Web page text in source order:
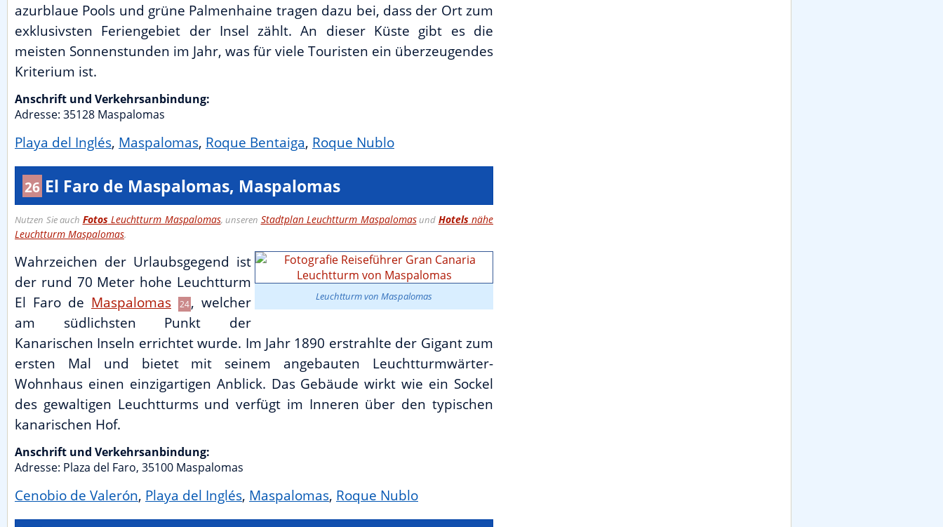
azurblaue Pools und grüne Palmenhaine tragen dazu bei, dass der Ort zum
exklusivsten Feriengebiet der Insel zählt. An dieser Küste gibt es die
meisten Sonnenstunden im Jahr, was für viele Touristen ein überzeugendes
Kriterium ist.
Anschrift und Verkehrsanbindung:
Adresse: 35128 Maspalomas
Playa del Inglés, Maspalomas, Roque Bentaiga, Roque Nublo
26 El Faro de Maspalomas, Maspalomas
Nutzen Sie auch FotosLeuchtturm Maspalomas, unseren Stadtplan Leuchtturm Maspalomasund Hotelsnähe
Leuchtturm Maspalomas.
Leuchtturm von Maspalomas
Wahrzeichen der Urlaubsgegend ist
der rund 70 Meter hohe Leuchtturm
El Faro de Maspalomas 24, welcher
am südlichsten Punkt der
Kanarischen Inseln errichtet wurde. Im Jahr 1890 erstrahlte der Gigant zum
ersten Mal und bietet mit seinem angebauten Leuchtturmwärter-
Wohnhaus einen einzigartigen Anblick. Das Gebäude wirkt wie ein Sockel
des gewaltigen Leuchtturms und verfügt im Inneren über den typischen
kanarischen Hof.
Anschrift und Verkehrsanbindung:
Adresse: Plaza del Faro, 35100 Maspalomas
Cenobio de Valerón, Playa del Inglés, Maspalomas, Roque Nublo